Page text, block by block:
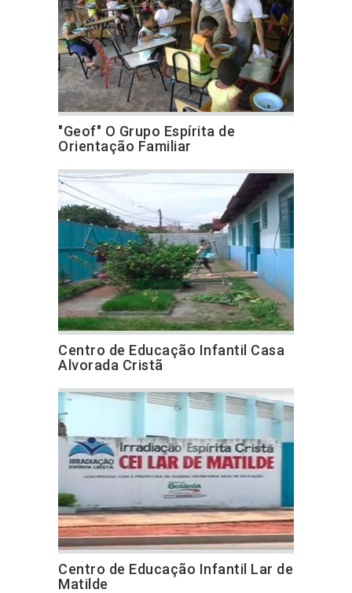
"Geof" O Grupo Espírita de
Orientação Familiar
Centro de Educação Infantil Casa
Alvorada Cristã
Centro de Educação Infantil Lar de
Matilde